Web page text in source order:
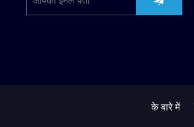
के बारे में